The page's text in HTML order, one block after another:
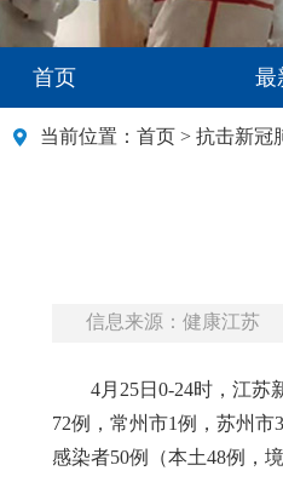
首页 最
当前位置： 首页 > 抗击新冠
信息来源：健康江苏
4月25日0-24时，江
72例，常州市1例，苏州
感染者50例（本土48例，